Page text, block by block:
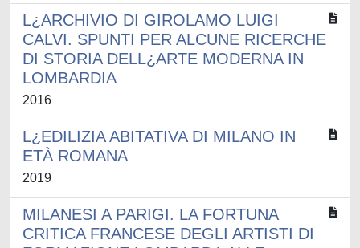
L¿ARCHIVIO DI GIROLAMO LUIGI
CALVI. SPUNTI PER ALCUNE RICERCHE
DI STORIA DELL¿ARTE MODERNA IN
LOMBARDIA
2016
L¿EDILIZIA ABITATIVA DI MILANO IN
ETÀ ROMANA
2019
MILANESI A PARIGI. LA FORTUNA
CRITICA FRANCESE DEGLI ARTISTI DI